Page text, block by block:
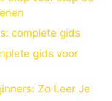
complete gids
gids voor
Zo Leer Je